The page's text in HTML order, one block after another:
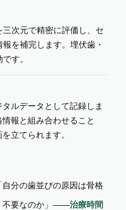
次元で精密に評価し、セ
を補完します。埋伏歯・
す。
ルデータとして記録しま
報と組み合わせること
立てられます。
自分の歯並びの原因は骨格
不要なのか」——治療時間